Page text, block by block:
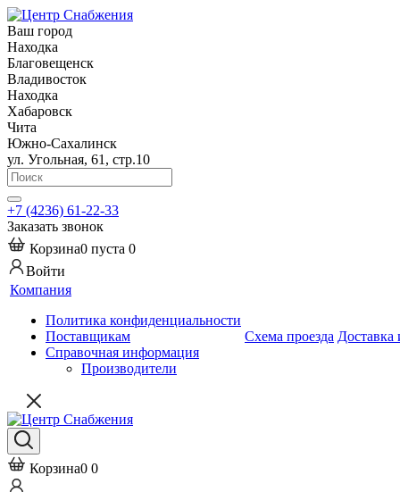
Ваш город
Находка
Благовещенск
Владивосток
Находка
Хабаровск
Чита
Южно-Сахалинск
ул. Угольная, 61, стр.10
+7 (4236) 61-22-33
Заказать звонок
Корзина0 пуста 0
Войти
Компания
Политика конфиденциальности
Поставщикам
Справочная информация
Производители
Схема проезда Доставка
Корзина0 0